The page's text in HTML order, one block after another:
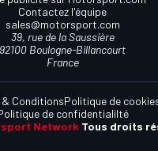
Contactez l'équipe
sales@motorsport.com
39, rue de la Saussière
92100 Boulogne-Billancourt
France
Network Tous droits
& ConditionsPolitique de
de confidentialilté